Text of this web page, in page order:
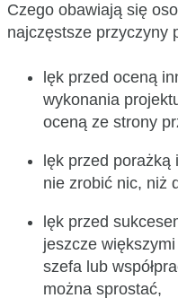
Czego obawiają się
najczęstsze przyczyny
lęk przed oceną
wykonania
oceną ze strony
lęk przed
nie zrobić nic, niż
lęk przed
jeszcze
szefa lub
można sprostać,